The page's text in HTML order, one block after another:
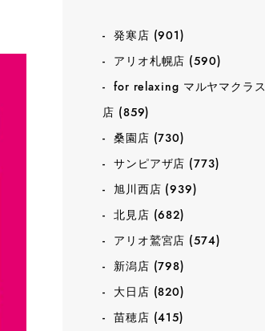
発寒店 (901)
アリオ札幌店 (590)
for relaxing マルヤマクラス
店 (859)
桑園店 (730)
サンピアザ店 (773)
旭川西店 (939)
北見店 (682)
アリオ鷲宮店 (574)
新潟店 (798)
大日店 (820)
苗穂店 (415)